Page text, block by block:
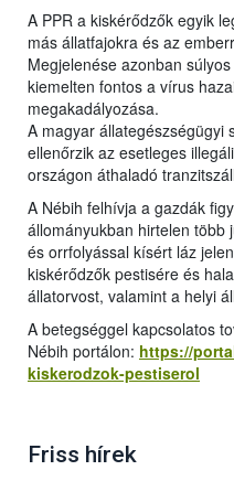
A PPR a kiskérődzők egyik
más állatfajokra és az
Megjelenése azonban
kiemelten fontos a vírus
megakadályozása.
A magyar állategészségügyi
ellenőrzik az esetleges
országon áthaladó
A Nébih felhívja a gazdák
állományukban hirtelen több
és orrfolyással kísért láz
kiskérődzők pestisére és
állatorvost, valamint a helyi
A betegséggel kapcsolatos
Nébih portálon: https://
kiskerodzok-pestiserol
Friss hírek